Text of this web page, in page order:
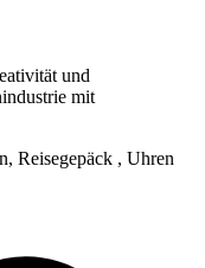
und
mit
Reisegepäck , Uhren